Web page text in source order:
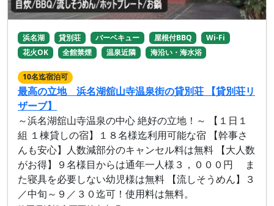
浜名湖 貸別荘 バーベキュー 屋根付BBQ
Wi-Fi
花火OK
全館禁煙 温泉近隣 海沿い・海水浴
10名迄宿泊可
最高の立地 浜名湖舘山寺温泉街の貸別荘 【貸別荘リ
ザーブ】
～浜名湖舘山寺温泉の中心 絶好の立地！～ 【１日１
組 １棟貸しの宿】１８名様迄利用可能な宿 【幹事さ
んも安心】人数減部分のキャンセル料は無料 【大人数
がお得】９名様目からは通年一人様３，０００円 ま
た寝具を必要しない幼児様は無料 【流しそうめん】３
／中旬～９／３０迄可！使用料は無料。